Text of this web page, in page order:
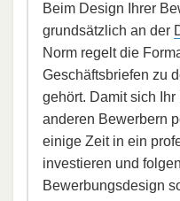
Beim Design Ihrer
grundsätzlich an der
Norm regelt die
Geschäftsbriefen zu
gehört. Damit sich
anderen Bewerbern
einige Zeit in ein
investieren und
Bewerbungsdesign